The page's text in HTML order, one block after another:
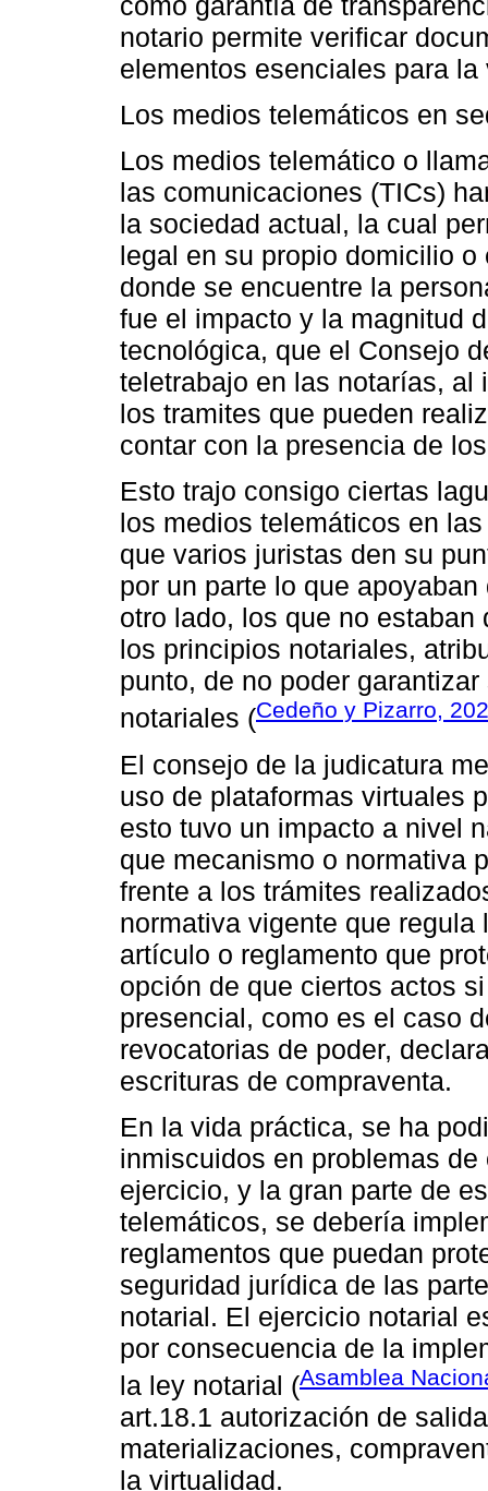
notario permite verificar
elementos esenciales para
Los medios telemáticos en
Los medios telemático o
las comunicaciones (TICs)
la sociedad actual, la cual
legal en su propio domicilio
donde se encuentre la
fue el impacto y la magnitud
tecnológica, que el Consejo
teletrabajo en las notarías, al
los tramites que pueden
contar con la presencia de
Esto trajo consigo ciertas
los medios telemáticos en
que varios juristas den su
por un parte lo que
otro lado, los que no
los principios notariales,
punto, de no poder
notariales (Cedeño y Pizarro,
El consejo de la judicatura
uso de plataformas virtuales
esto tuvo un impacto a nivel
que mecanismo o normativa
frente a los trámites
normativa vigente que
artículo o reglamento que
opción de que ciertos actos
presencial, como es el caso
revocatorias de poder,
escrituras de compraventa.
En la vida práctica, se ha
inmiscuidos en problemas
ejercicio, y la gran parte de
telemáticos, se debería
reglamentos que puedan
seguridad jurídica de las
notarial. El ejercicio notarial
por consecuencia de la
la ley notarial (Asamblea
art.18.1 autorización de
materializaciones,
la virtualidad.